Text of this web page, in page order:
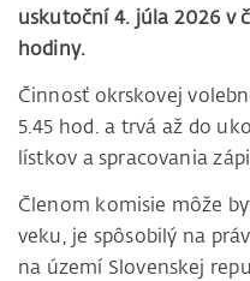
uskutoční 4. júla 2026 v
hodiny.
Činnosť okrskovej
5.45 hod. a trvá až do
lístkov a spracovania
Členom komisie môže
veku, je spôsobilý na
na území Slovenskej